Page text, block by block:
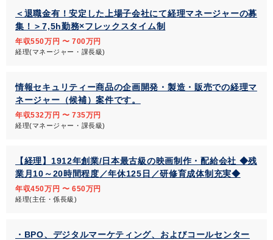
＜退職金有！安定した上場子会社にて経理マネージャーの募
集！＞7,5h勤務×フレックスタイム制
年収550万円 〜 700万円
経理(マネージャー・課長級)
情報セキュリティー商品の企画開発・製造・販売での経理マ
ネージャー（候補）案件です。
年収532万円 〜 735万円
経理(マネージャー・課長級)
【経理】1912年創業/日本最古級の映画制作・配給会社 ◆残
業月10～20時間程度／年休125日／研修育成体制充実◆
年収450万円 〜 650万円
経理(主任・係長級)
・BPO、デジタルマーケティング、およびコールセンター